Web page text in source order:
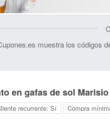
muestra los códigos
en gafas de sol
recurrente: Sí Compra